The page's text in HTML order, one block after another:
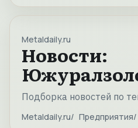
Metaldaily.ru
Новости:
Подборка новостей по
Metaldaily.ru Предприятия